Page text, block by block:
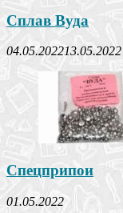
Сплав Вуда
04.05.202213.05.2022
Спецприпои
01.05.2022